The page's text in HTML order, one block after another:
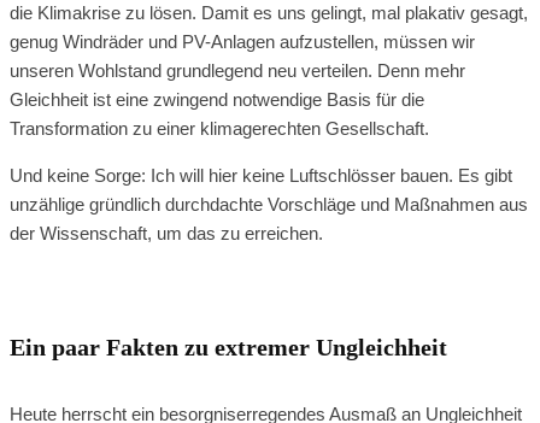
die Klimakrise zu lösen. Damit es uns gelingt, mal plakativ gesagt,
genug Windräder und PV-Anlagen aufzustellen, müssen wir
unseren Wohlstand grundlegend neu verteilen. Denn mehr
Gleichheit ist eine zwingend notwendige Basis für die
Transformation zu einer klimagerechten Gesellschaft.
Und keine Sorge: Ich will hier keine Luftschlösser bauen. Es gibt
unzählige gründlich durchdachte Vorschläge und Maßnahmen aus
der Wissenschaft, um das zu erreichen.
Ein paar Fakten zu extremer Ungleichheit
Heute herrscht ein besorgniserregendes Ausmaß an Ungleichheit